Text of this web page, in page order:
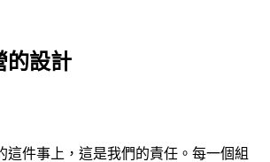
的設計
這件事上，這是我們的責任。每一個組